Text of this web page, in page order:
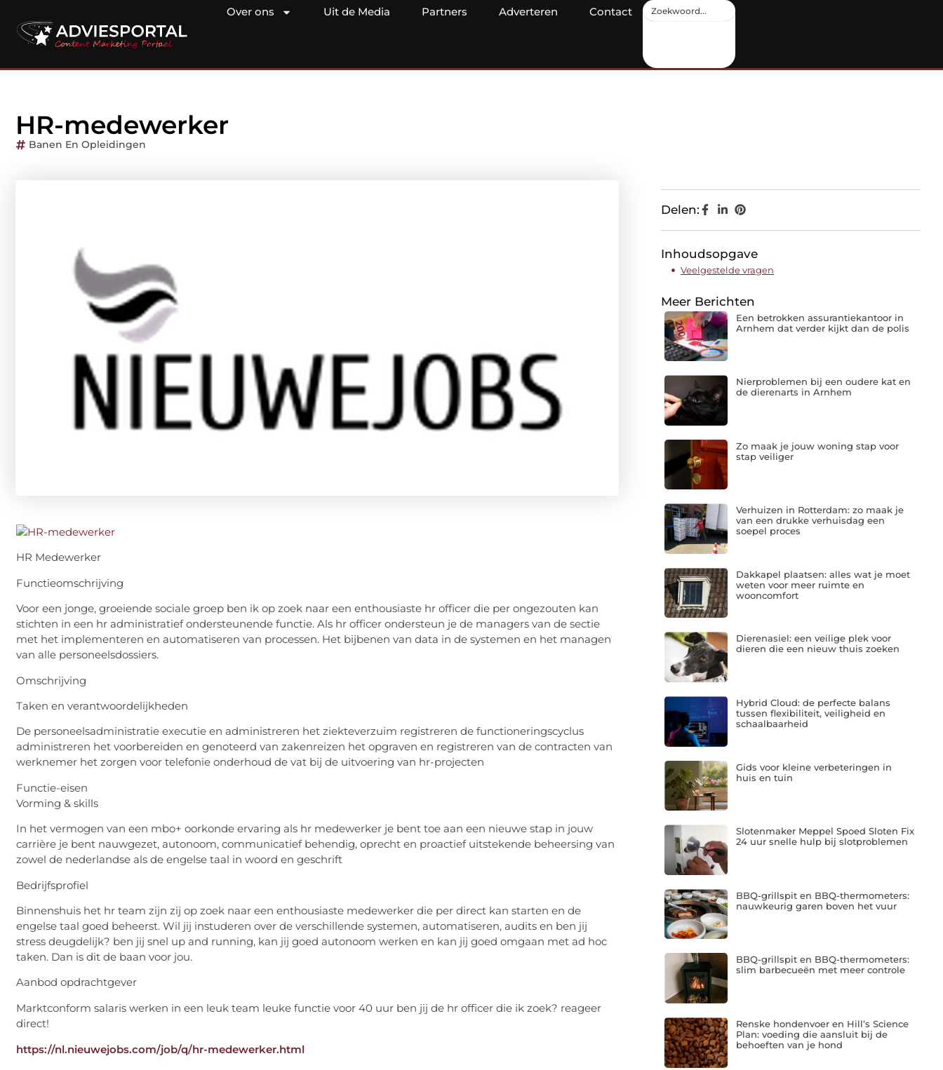
Over ons Uit de Media Partners Adverteren Contact
HR-medewerker
Banen En Opleidingen
HR Medewerker
Functieomschrijving
Voor een jonge, groeiende sociale groep ben ik op zoek naar een enthousiaste hr officer die per ongezouten kan
stichten in een hr administratief ondersteunende functie. Als hr officer ondersteun je de managers van de sectie
met het implementeren en automatiseren van processen. Het bijbenen van data in de systemen en het managen
van alle personeelsdossiers.
Omschrijving
Taken en verantwoordelijkheden
De personeelsadministratie executie en administreren het ziekteverzuim registreren de functioneringscyclus
administreren het voorbereiden en genoteerd van zakenreizen het opgraven en registreren van de contracten van
werknemer het zorgen voor telefonie onderhoud de vat bij de uitvoering van hr-projecten
Functie-eisen
Vorming & skills
In het vermogen van een mbo+ oorkonde ervaring als hr medewerker je bent toe aan een nieuwe stap in jouw
carrière je bent nauwgezet, autonoom, communicatief behendig, oprecht en proactief uitstekende beheersing van
zowel de nederlandse als de engelse taal in woord en geschrift
Bedrijfsprofiel
Binnenshuis het hr team zijn zij op zoek naar een enthousiaste medewerker die per direct kan starten en de
engelse taal goed beheerst. Wil jij instuderen over de verschillende systemen, automatiseren, audits en ben jij
stress deugdelijk? ben jij snel up and running, kan jij goed autonoom werken en kan jij goed omgaan met ad hoc
taken. Dan is dit de baan voor jou.
Aanbod opdrachtgever
Marktconform salaris werken in een leuk team leuke functie voor 40 uur ben jij de hr officer die ik zoek? reageer
direct!
https://nl.nieuwejobs.com/job/q/hr-medewerker.html
Delen:
Inhoudsopgave
Veelgestelde vragen
Meer Berichten
Een betrokken assurantiekantoor in
Arnhem dat verder kijkt dan de polis
Nierproblemen bij een oudere kat en
de dierenarts in Arnhem
Zo maak je jouw woning stap voor
stap veiliger
Verhuizen in Rotterdam: zo maak je
van een drukke verhuisdag een
soepel proces
Dakkapel plaatsen: alles wat je moet
weten voor meer ruimte en
wooncomfort
Dierenasiel: een veilige plek voor
dieren die een nieuw thuis zoeken
Hybrid Cloud: de perfecte balans
tussen flexibiliteit, veiligheid en
schaalbaarheid
Gids voor kleine verbeteringen in
huis en tuin
Slotenmaker Meppel Spoed Sloten Fix
24 uur snelle hulp bij slotproblemen
BBQ-grillspit en BBQ-thermometers:
nauwkeurig garen boven het vuur
BBQ-grillspit en BBQ-thermometers:
slim barbecueën met meer controle
Renske hondenvoer en Hill’s Science
Plan: voeding die aansluit bij de
behoeften van je hond